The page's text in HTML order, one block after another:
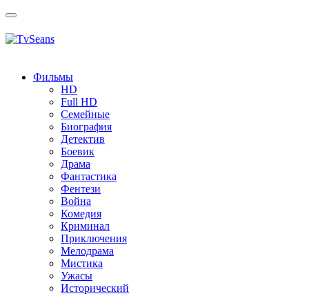
Toggle
Фильмы
HD
Full HD
Семейные
Биография
Детектив
Боевик
Драма
Фантастика
Фентези
Война
Комедия
Криминал
Приключения
Мелодрама
Мистика
Ужасы
Исторический